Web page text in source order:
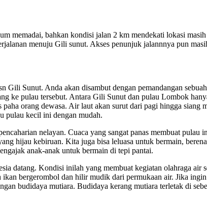
memadai, bahkan kondisi jalan 2 km mendekati lokasi
menuju Gili sunut. Akses penunjuk jalannnya pun
Gili Sunut. Anda akan disambut dengan pemandangan
ke pulau tersebut. Antara Gili Sunut dan pulau Lombok
orang dewasa. Air laut akan surut dari pagi hingga siang
pulau kecil ini dengan mudah.
nelayan. Cuaca yang sangat panas membuat
hijau kebiruan. Kita juga bisa leluasa untuk bermain,
anak-anak untuk bermain di tepi pantai.
datang. Kondisi inilah yang membuat kegiatan olahraga
bergerombol dan hilir mudik dari permukaan air. Jika
budidaya mutiara. Budidaya kerang mutiara terletak di